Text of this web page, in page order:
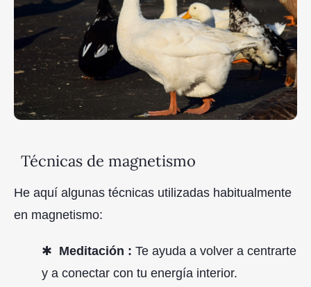
Técnicas de magnetismo
He aquí algunas técnicas utilizadas habitualmente
en magnetismo:
Meditación : Te ayuda a volver a centrarte
y a conectar con tu energía interior.